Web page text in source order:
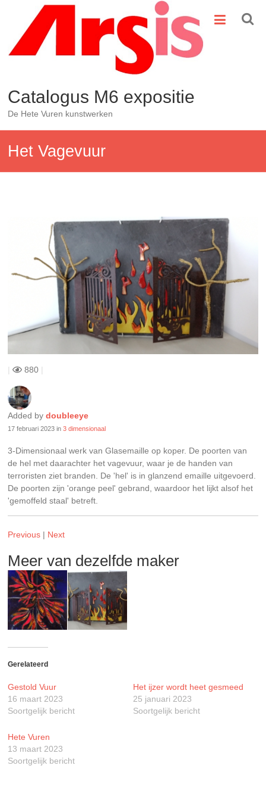
inhoud
Catalogus M6 expositie
De Hete Vuren kunstwerken
Het Vagevuur
| 880 |
Added bydoubleeye
17 februari 2023 in3 dimensionaal
3-Dimensionaal werk van Glasemaille op koper. De poorten van
de hel met daarachter het vagevuur, waar je de handen van
terroristen ziet branden. De 'hel' is in glanzend emaille uitgevoerd.
De poorten zijn 'orange peel' gebrand, waardoor het lijkt alsof het
'gemoffeld staal' betreft.
Previous | Next
Meer van dezelfde maker
Gerelateerd
Gestold Vuur
16 maart 2023
Soortgelijk bericht
Het ijzer wordt heet gesmeed
25 januari 2023
Soortgelijk bericht
Hete Vuren
13 maart 2023
Soortgelijk bericht